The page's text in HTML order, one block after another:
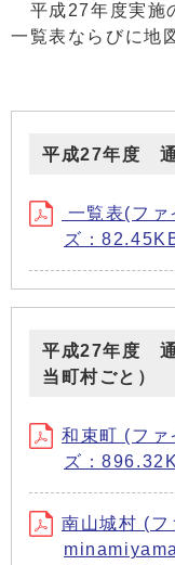
平成27年度実施
一覧表ならびに地
平成27年度 通
一覧表(フ
ズ：
平成27年度 通
当町村ごと）
和束町 (フ
ズ：
南山城村 (フ